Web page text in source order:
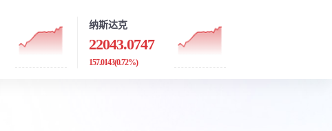
纳斯达克
22043.0747
157.0143(0.72%)